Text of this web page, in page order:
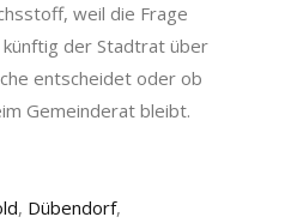
weil die Frage
der Stadtrat über
entscheidet oder ob
Gemeinderat bleibt.
, Dübendorf,